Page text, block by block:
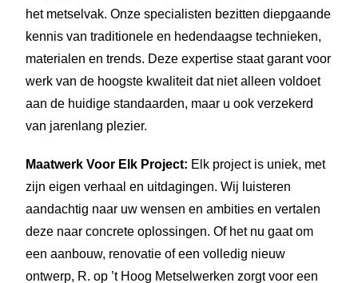
het metselvak. Onze specialisten bezitten diepgaande
kennis van traditionele en hedendaagse technieken,
materialen en trends. Deze expertise staat garant voor
werk van de hoogste kwaliteit dat niet alleen voldoet
aan de huidige standaarden, maar u ook verzekerd
van jarenlang plezier.
Maatwerk Voor Elk Project: Elk project is uniek, met
zijn eigen verhaal en uitdagingen. Wij luisteren
aandachtig naar uw wensen en ambities en vertalen
deze naar concrete oplossingen. Of het nu gaat om
een aanbouw, renovatie of een volledig nieuw
ontwerp, R. op ’t Hoog Metselwerken zorgt voor een